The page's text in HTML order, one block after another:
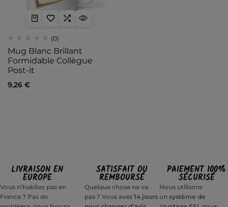
(0)
Mug Blanc Brillant
Formidable Collègue
Post-it
9,26 €
LIVRAISON EN
EUROPE
Vous n’habitez pas en
France ? Pas de
SATISFAIT OU
REMBOURSÉ
Quelque chose ne va
pas ? Vous avez14 jours
PAIEMENT 100%
SÉCURISÉ
Nous utilisons
un système de